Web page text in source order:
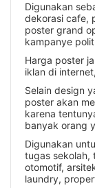
Digunakan
dekorasi cafe,
poster grand
kampanye
Harga poster
iklan di
Selain design
poster akan
karena
banyak orang
Digunakan
tugas sekolah,
otomotif,
laundry,